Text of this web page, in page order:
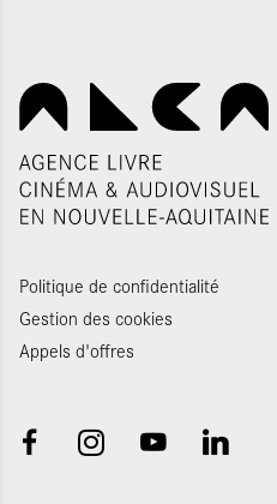
Politique de confidentialité
Gestion des cookies
Appels d'offres